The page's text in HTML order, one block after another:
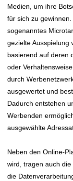
Medien, um ihre
für sich zu
sogenanntes
gezielte Ausspielung
basierend auf deren
oder
durch
ausgewertet und
Dadurch entstehen
Werbenden
ausgewählte
Neben den Online-
wird, tragen auch
die